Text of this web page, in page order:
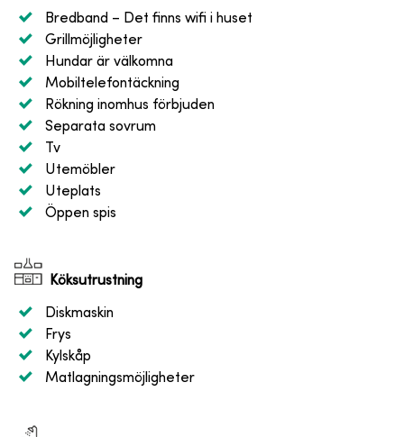
Bredband – Det finns wifi i huset
Grillmöjligheter
Hundar är välkomna
Mobiltelefontäckning
Rökning inomhus förbjuden
Separata sovrum
Tv
Utemöbler
Uteplats
Öppen spis
Köksutrustning
Diskmaskin
Frys
Kylskåp
Matlagningsmöjligheter